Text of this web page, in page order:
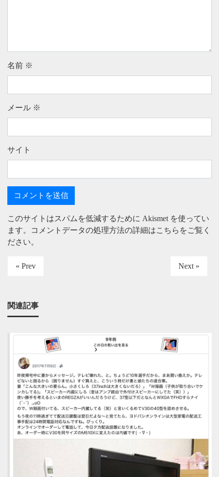
名前 ※
メール ※
サイト
このサイトはスパムを低減するために Akismet を使ってい
ます。
コメントデータの処理方法の詳細はこちらをご覧く
ださい。
« Prev Next »
関連記事